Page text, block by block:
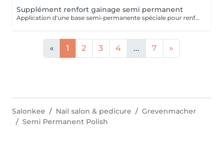
Supplément renfort gainage semi permanent
Application d'une base semi-permanente spéciale pour renforcer et prolonger la tenue du vernis semi-permanent (En complément d'une manucure avec semi-permanent uniquement)
« 1 2 3 4 ... 7 »
Salonkee Nail salon & pedicure
Grevenmacher
Semi Permanent Polish